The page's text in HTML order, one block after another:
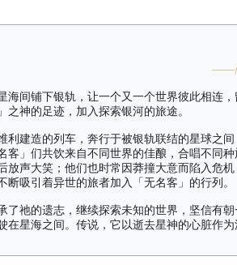
——
海间铺下银轨，让一个又一个世界彼此相连
神的足迹，加入探索银河的旅途。
利建造的列车，奔行于被银轨联结的星球之
客」们共饮来自不同世界的佳酿，合唱不同
放声大笑；他们也时常因莽撞大意而陷入危
吸引着异世的旅者加入「无名客」的行列。
了祂的遗志，继续探索未知的世界，坚信有
星海之间。传说，它以逝去星神的心脏作